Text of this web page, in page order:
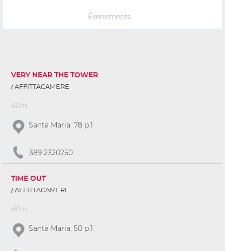
Événements
VERY NEAR THE TOWER
AFFITTACAMERE
60m
Santa Maria, 78 p.1
389 2320250
TIME OUT
AFFITTACAMERE
60m
Santa Maria, 50 p.1